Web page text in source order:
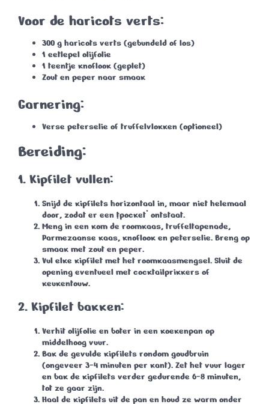
Voor de haricots verts:
300 g haricots verts (gebundeld of los)
1 eetlepel olijfolie
1 teentje knoflook (geplet)
Zout en peper naar smaak
Garnering:
Verse peterselie of truffelvlokken (optioneel)
Bereiding:
1. Kipfilet vullen:
Snijd de kipfilets horizontaal in, maar niet helemaal
door, zodat er een ‘pocket’ ontstaat.
Meng in een kom de roomkaas, truffeltapenade,
Parmezaanse kaas, knoflook en peterselie. Breng op
smaak met zout en peper.
Vul elke kipfilet met het roomkaasmengsel. Sluit de
opening eventueel met cocktailprikkers of
keukentouw.
2. Kipfilet bakken:
Verhit olijfolie en boter in een koekenpan op
middelhoog vuur.
Bak de gevulde kipfilets rondom goudbruin
(ongeveer 3-4 minuten per kant). Zet het vuur lager
en bak de kipfilets verder gedurende 6-8 minuten,
tot ze gaar zijn.
Haal de kipfilets uit de pan en houd ze warm onder